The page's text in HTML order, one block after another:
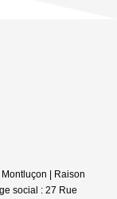
| Raison
social : 27 Rue